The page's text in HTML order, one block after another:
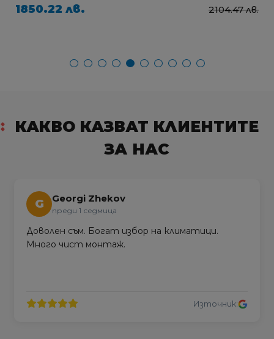
1850.22 лв. 2104.47 лв.
КАКВО КАЗВАТ КЛИЕНТИТЕ
ЗА НАС
G Georgi Zhekov
преди 1 седмица
Доволен съм. Богат избор на климатици.
Много чист монтаж.
Източник: